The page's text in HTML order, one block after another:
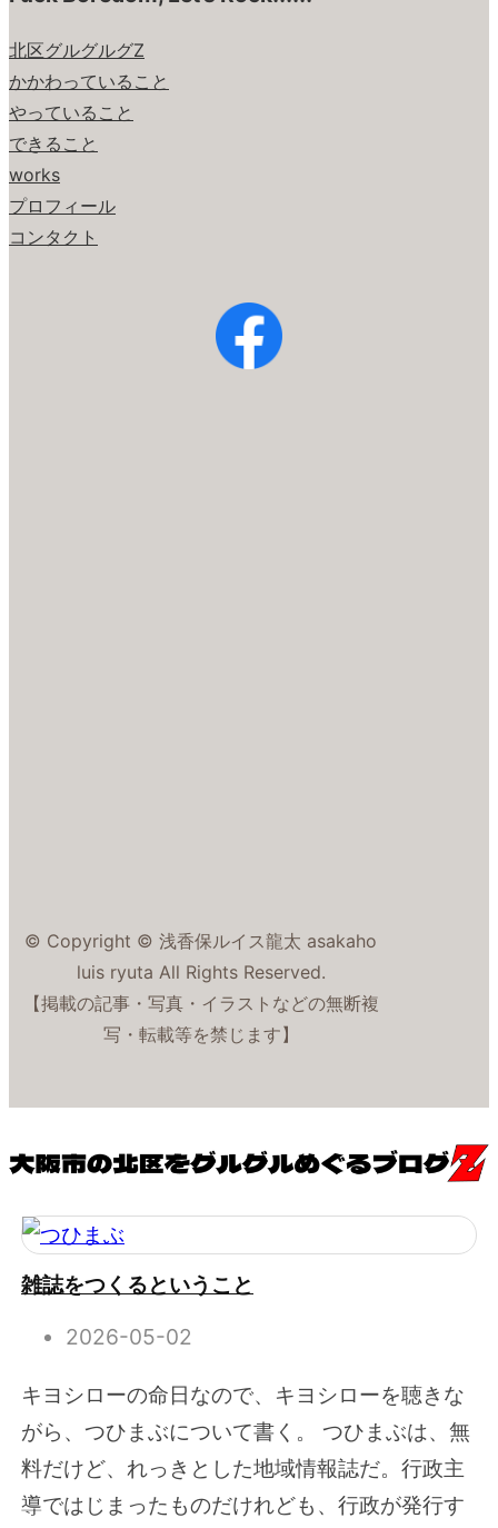
北区グルグルグZ
かかわっていること
やっていること
できること
works
プロフィール
コンタクト
© Copyright © 浅香保ルイス龍太 asakaho
luis ryuta All Rights Reserved.
【掲載の記事・写真・イラストなどの無断複
写・転載等を禁じます】
雑誌をつくるということ
2026-05-02
キヨシローの命日なので、キヨシローを聴きな
がら、つひまぶについて書く。 つひまぶは、無
料だけど、れっきとした地域情報誌だ。行政主
導ではじまったものだけれども、行政が発行す